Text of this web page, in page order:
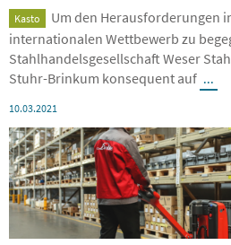
Kasto
Um den Herausforderungen
internationalen Wettbewerb zu
Stahlhandelsgesellschaft Weser
Stuhr-Brinkum konsequent auf ...
10.03.2021